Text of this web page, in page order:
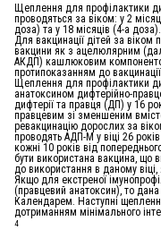
Щеплення для профілактики
проводяться за віком: у 2
доза) та у 18 місяців (4-а доза).
Для вакцинації дітей за
вакцини як з ацелюлярним
АКДП) кашлюковим
протипоказанням до
Щеплення для профілактики
анатоксином дифтерійно-
дифтерії та правця (ДП) у 16
правцевим зі зменшеним
ревакцинацію дорослих за
проводять АДП-М у віці 26
кожні 10 років від
бути використана вакцина,
до використання в даному
Якщо для екстреної
(правцевий анатоксин), то
Календарем. Наступні
дотриманням мінімального
4